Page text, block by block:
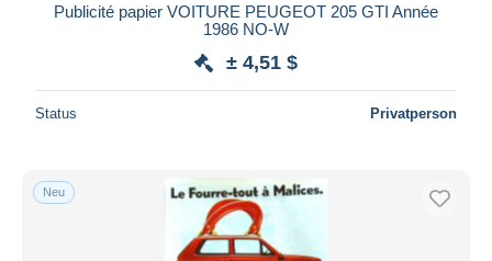
Publicité papier VOITURE PEUGEOT 205 GTI Année
1986 NO-W
± 4,51 $
Status Privatperson
Neu